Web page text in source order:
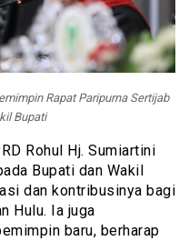
Rapat Paripurna Sertijab
Bupati
Rohul Hj. Sumiartini
Bupati dan Wakil
dan kontribusinya bagi
Hulu. Ia juga
baru, berharap